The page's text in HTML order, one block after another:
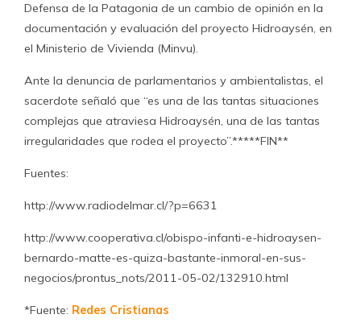
Defensa de la Patagonia de un cambio de opinión en la
documentación y evaluación del proyecto Hidroaysén, en
el Ministerio de Vivienda (Minvu).
Ante la denuncia de parlamentarios y ambientalistas, el
sacerdote señaló que “es una de las tantas situaciones
complejas que atraviesa Hidroaysén, una de las tantas
irregularidades que rodea el proyecto”.*****FIN**
Fuentes:
http://www.radiodelmar.cl/?p=6631
http://www.cooperativa.cl/obispo-infanti-e-hidroaysen-
bernardo-matte-es-quiza-bastante-inmoral-en-sus-
negocios/prontus_nots/2011-05-02/132910.html
*Fuente: Redes Cristianas